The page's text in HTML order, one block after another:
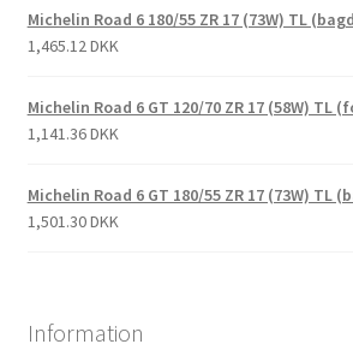
Michelin Road 6 180/55 ZR 17 (73W) TL
1,465.12 DKK
Michelin Road 6 GT 120/70 ZR 17 (58W) TL
1,141.36 DKK
Michelin Road 6 GT 180/55 ZR 17 (73W) TL
1,501.30 DKK
Information